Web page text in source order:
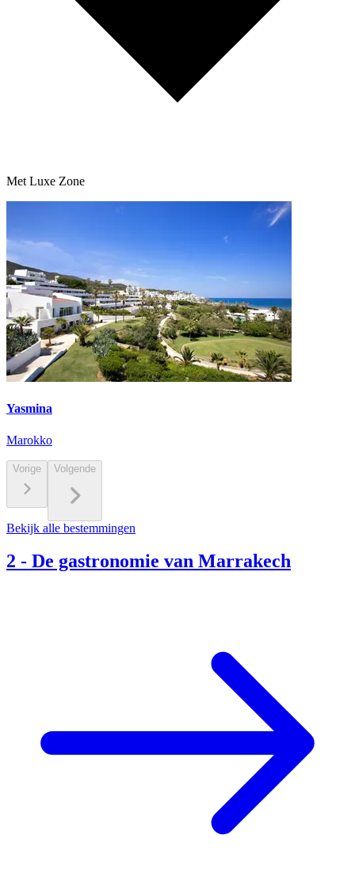
Met Luxe Zone
Yasmina
Marokko
Vorige Volgende
Bekijk alle bestemmingen
2 - De gastronomie van Marrakech